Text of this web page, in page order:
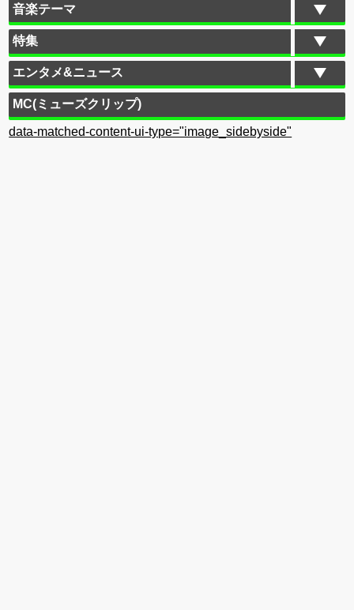
音楽テーマ
特集
エンタメ&ニュース
MC(ミューズクリップ)
data-matched-content-ui-type="image_sidebyside"